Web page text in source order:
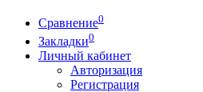
Сравнение0
Закладки0
Личный кабинет
Авторизация
Регистрация